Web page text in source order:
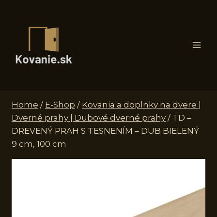
Home / E-Shop / Kovania a doplnky na dvere |
Dverné prahy | Dubové dverné prahy / TD –
DREVENÝ PRAH S TESNENÍM – DUB BIELENÝ
9 cm, 100 cm